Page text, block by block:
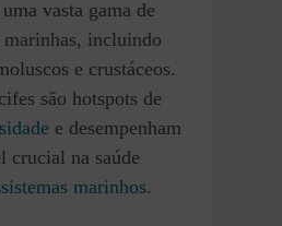
vasta gama de
marinhas, incluindo
e crustáceos.
são hotspots de
e desempenham
crucial na saúde
marinhos.